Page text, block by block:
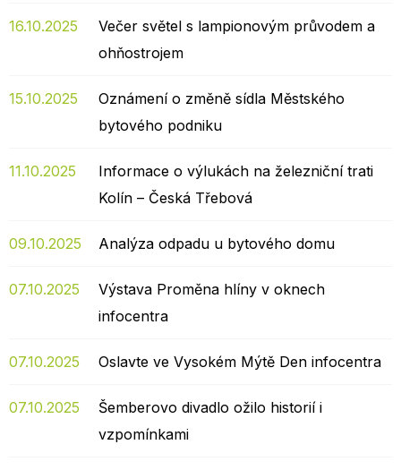
16.10.2025
Večer světel s lampionovým průvodem a
ohňostrojem
15.10.2025
Oznámení o změně sídla Městského
bytového podniku
11.10.2025
Informace o výlukách na železniční trati
Kolín – Česká Třebová
09.10.2025 Analýza odpadu u bytového domu
07.10.2025
Výstava Proměna hlíny v oknech
infocentra
07.10.2025 Oslavte ve Vysokém Mýtě Den infocentra
07.10.2025
Šemberovo divadlo ožilo historií i
vzpomínkami